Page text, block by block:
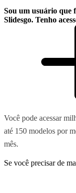
Sou um usuário que
Slidesgo. Tenho
Você pode acessar
até 150 modelos por
mês.
Se você precisar de